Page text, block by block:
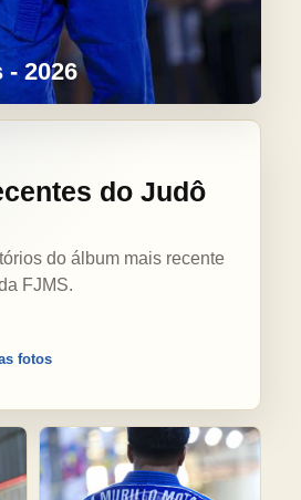
- 2026
do Judô
do álbum mais recente
FJMS.
fotos